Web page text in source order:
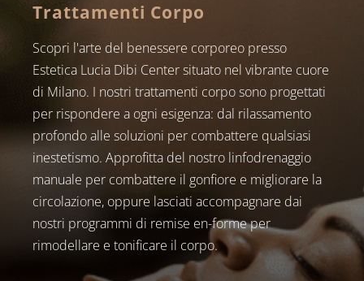
Trattamenti Corpo
Scopri l'arte del benessere corporeo presso
Estetica Lucia Dibi Center situato nel vibrante cuore
di Milano. I nostri trattamenti corpo sono progettati
per rispondere a ogni esigenza: dal rilassamento
profondo alle soluzioni per combattere qualsiasi
inestetismo. Approfitta del nostro linfodrenaggio
manuale per combattere il gonfiore e migliorare la
circolazione, oppure lasciati accompagnare dai
nostri programmi di remise en-forme per
rimodellare e tonificare il corpo.